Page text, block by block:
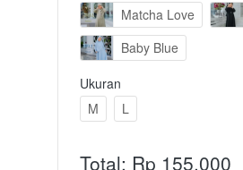
Matcha Love
Baby Blue
Ukuran
M
L
Total: Rp 155.000